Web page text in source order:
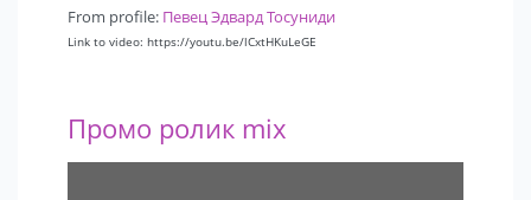
From profile: Певец Эдвард Тосуниди
Link to video: https://youtu.be/lCxtHKuLeGE
Промо ролик mix